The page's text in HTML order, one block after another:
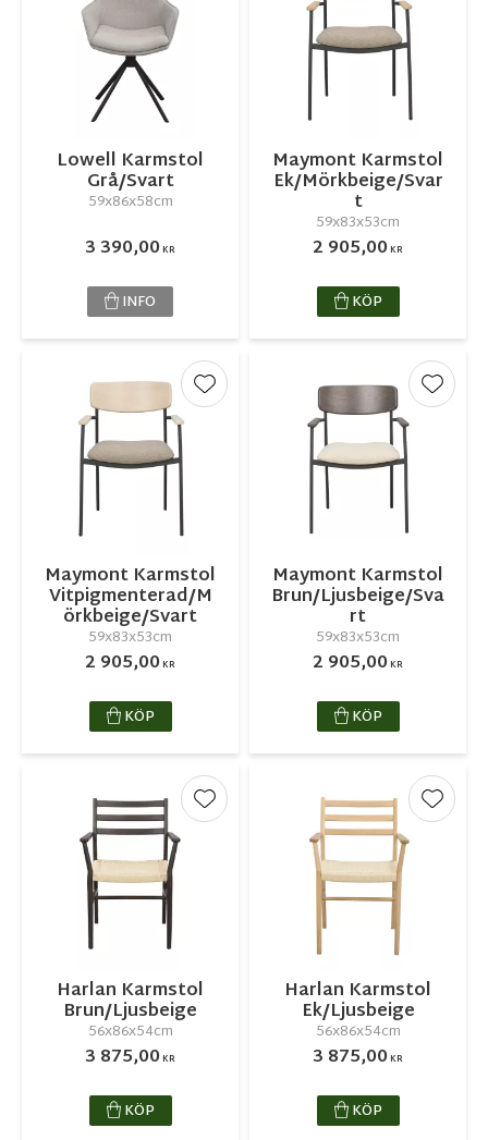
Lowell Karmstol
Grå/Svart
59x86x58cm
3 390,00KR
INFO
Maymont Karmstol
Ek/Mörkbeige/Svar
t
59x83x53cm
2 905,00KR
KÖP
Maymont Karmstol
Vitpigmenterad/M
örkbeige/Svart
59x83x53cm
2 905,00KR
Lägg till i favoriter
KÖP
Maymont Karmstol
Brun/Ljusbeige/Sva
rt
59x83x53cm
2 905,00KR
Lägg
KÖP
Harlan Karmstol
Brun/Ljusbeige
56x86x54cm
3 875,00KR
Lägg till i favoriter
KÖP
Harlan Karmstol
Ek/Ljusbeige
56x86x54cm
3 875,00KR
Lägg
KÖP